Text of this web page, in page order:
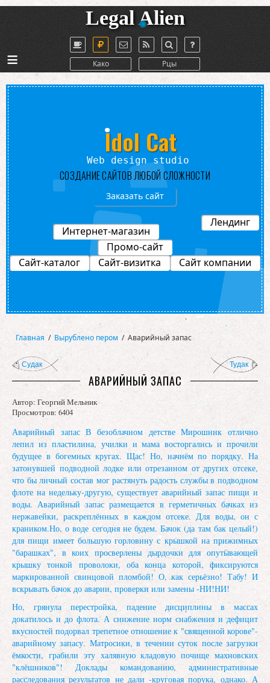
Legal Alien
Како Рцы
≡
Лендинг
Промо-сайт
Интернет-магазин
Idol Cat
Web design studio
СОЗДАНИЕ САЙТОВ ЛЮБОЙ СЛОЖНОСТИ
Заказать сайт
Сайт-каталог Сайт-визитка Сайт компании
Главная / Вырублено пером / Аварийный запас
Судак Тудак
АВАРИЙНЫЙ ЗАПАС
Автор: Георгий Мельник
Просмотров: 6404
Аварийный запас В безоблачном детстве Мирошник отлично
лепил из пластилина, училки и мама восторгались и прочили
будущее в богемных кругах. Щас! Но, начнём по порядку. На
затонувшей подводной лодке или отрезанном от других отсеке,
что бы личный состав мог растянуть радость службы в подводном
флоте на недельку-другую, существует аварийный запас пищи и
воды. Аварийный запас размещается в герметичных бачках из
нержавейки, раскреплённых в каждом отсеке. Для воды, он с
краником.Но, о воде сегодня не будем. Бачок (да там бак целый!)
для пищи имеет большую горловину с крышкой на прижимных
"барашках", в коих просверлены дырдочки для опутывающей
крышку тонкой проволоки, оба конца которой, фиксируются
маркированной свинцовой пломбой! О, как серьёзно! Табу! И
вскрывать бачок до аварии, проверки или замены -НИ!НИ!
Но, грянула перестройка, падение дисциплины в массах
докатилось и до флота. А снижение норм снабжения и дефицит
вкусностей подорвал трепетное отношение к "священной корове"-
аварийному запасу. Матросики, в течении суток после загрузки
ёмкости, грабили эту халявную кладовую почище махновских
"клёшников"! Доклады командованию, административные
расследования результатов не дали -круговая порука, однако. А